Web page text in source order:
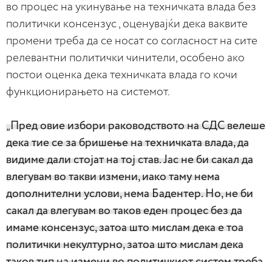
во процес на укинување на техничката влада без
политички консензус , оценувајќи дека ваквите
промени треба да се носат со согласност на сите
релевантни политички чинители, особено ако
постои оценка дека техничката влада го кочи
функционирањето на системот.
„Пред овие избори раководството на СДС велеше
дека тие се за бришење на техничката влада, да
видиме дали стојат на тој став. Јас не би сакал да
влегувам во такви измени, иако таму нема
дополнителни услови, нема Бадентер. Но, не би
сакал да влегувам во таков еден процес без да
имаме консензус, затоа што мислам дека е тоа
политички некултурно, затоа што мислам дека